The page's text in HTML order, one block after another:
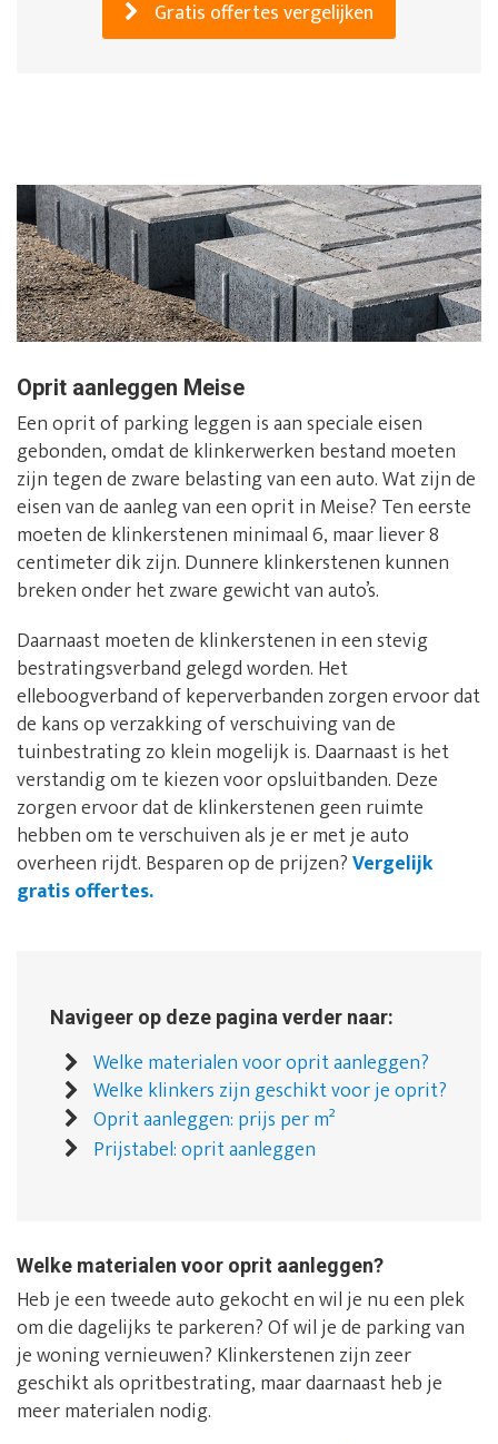
Gratis offertes vergelijken
Oprit aanleggen Meise
Een oprit of parking leggen is aan speciale eisen
gebonden, omdat de klinkerwerken bestand moeten
zijn tegen de zware belasting van een auto. Wat zijn de
eisen van de aanleg van een oprit in Meise? Ten eerste
moeten de klinkerstenen minimaal 6, maar liever 8
centimeter dik zijn. Dunnere klinkerstenen kunnen
breken onder het zware gewicht van auto’s.
Daarnaast moeten de klinkerstenen in een stevig
bestratingsverband gelegd worden. Het
elleboogverband of keperverbanden zorgen ervoor dat
de kans op verzakking of verschuiving van de
tuinbestrating zo klein mogelijk is. Daarnaast is het
verstandig om te kiezen voor opsluitbanden. Deze
zorgen ervoor dat de klinkerstenen geen ruimte
hebben om te verschuiven als je er met je auto
overheen rijdt. Besparen op de prijzen?Vergelijk
gratis offertes.
Navigeer op deze pagina verder naar:
Welke materialen voor oprit aanleggen?
Welke klinkers zijn geschikt voor je oprit?
Oprit aanleggen: prijs per m²
Prijstabel: oprit aanleggen
Welke materialen voor oprit aanleggen?
Heb je een tweede auto gekocht en wil je nu een plek
om die dagelijks te parkeren? Of wil je de parking van
je woning vernieuwen? Klinkerstenen zijn zeer
geschikt als opritbestrating, maar daarnaast heb je
meer materialen nodig.